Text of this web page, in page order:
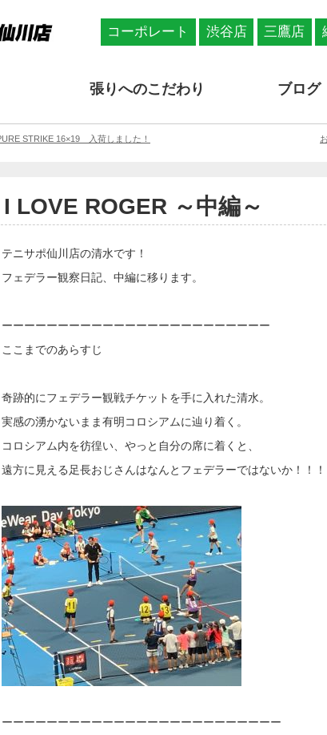
コーポレート 渋谷店 三鷹店
張りへのこだわり ブログ
STRIKE 16×19 入荷しました！
I LOVE ROGER ～中編～
テニサポ仙川店の清水です！
フェデラー観察日記、中編に移ります。
ーーーーーーーーーーーーーーーーーーーーーーーー
ここまでのあらすじ
奇跡的にフェデラー観戦チケットを手に入れた清水。
実感の湧かないまま有明コロシアムに辿り着く。
コロシアム内を彷徨い、やっと自分の席に着くと、
遠方に見える足長おじさんはなんとフェデラーではないか！！！
ーーーーーーーーーーーーーーーーーーーーーーーーー